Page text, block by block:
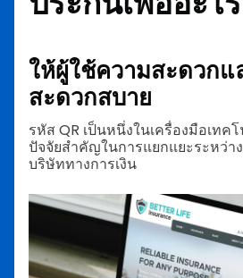
ให้ผู้ใช้ความสะดวกแ
สะดวกสบาย
รหัส QR เป็นหนึ่งในเครื่องมือเทค
ปัจจัยสำคัญในการแยกแยะระหว่า
บริษัททางการเงิน